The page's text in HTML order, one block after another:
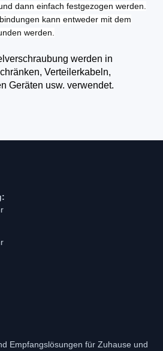
dann einfach festgezogen werden.
kann entweder mit dem
werden.
werden in
Verteilerkabeln,
Geräten usw. verwendet.
Empfangslösungen für Zuhause und